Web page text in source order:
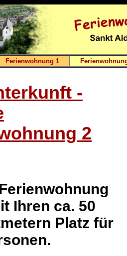
Ferienwohnung 1
-
2
Ihren ca. 50
Platz für